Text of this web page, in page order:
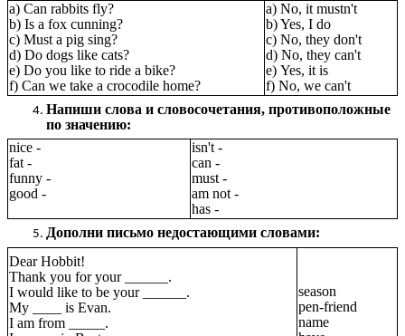
a) Can rabbits fly?
b) Is a fox cunning?
c) Must a pig sing?
d) Do dogs like cats?
e) Do you like to ride a bike?
f) Can we take a crocodile home?
a) No, it mustn't
b) Yes, I do
c) No, they don't
d) No, they can't
е) Yes, it is
f) No, we can't
Напиши слова и словосочетания, противоположные
по значению:
nice -
fat -
funny -
good -
isn't -
can -
must -
am not -
has -
Дополни письмо недостающими словами:
Dear Hobbit!
Thank you for your ______.
I would like to be your ______.
My ____ is Evan.
I am from _____.
season
pen-friend
name